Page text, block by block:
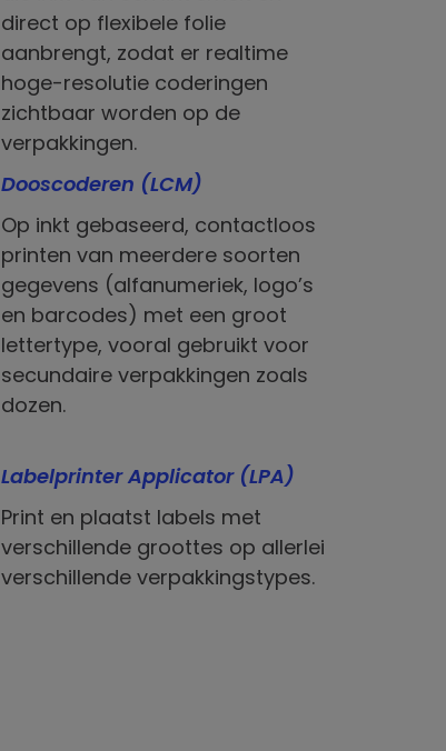
direct op flexibele folie
aanbrengt, zodat er realtime
hoge-resolutie coderingen
zichtbaar worden op de
verpakkingen.
Dooscoderen (LCM)
Op inkt gebaseerd, contactloos
printen van meerdere soorten
gegevens (alfanumeriek, logo’s
en barcodes) met een groot
lettertype, vooral gebruikt voor
secundaire verpakkingen zoals
dozen.
Labelprinter Applicator (LPA)
Print en plaatst labels met
verschillende groottes op allerlei
verschillende verpakkingstypes.